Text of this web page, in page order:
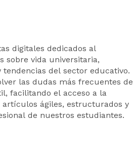
digitales dedicados al
sobre vida universitaria,
del sector educativo.
las dudas más frecuentes de
facilitando el acceso a la
ágiles, estructurados y
de nuestros estudiantes.